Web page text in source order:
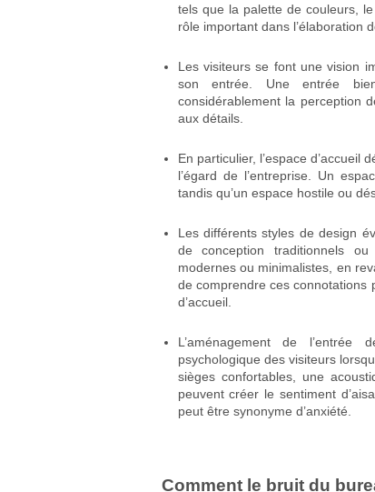
tels que la palette de couleurs,
rôle important dans l’élaboration
Les visiteurs se font une vision
son entrée. Une entrée
considérablement la perception
aux détails.
En particulier, l’espace d’accueil
l’égard de l’entreprise. Un
tandis qu’un espace hostile ou
Les différents styles de design
de conception traditionnels
modernes ou minimalistes, en
de comprendre ces connotations
d’accueil.
L’aménagement de l’entrée
psychologique des visiteurs
sièges confortables, une
peuvent créer le sentiment
peut être synonyme d’anxiété.
Comment le bruit du